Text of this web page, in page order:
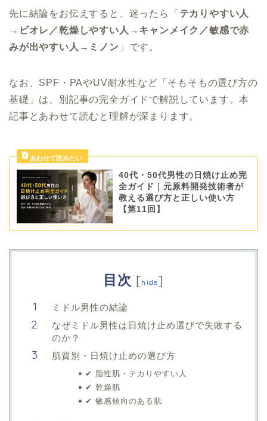
先に結論をお伝えすると、迷ったら「 テカりやすい人
→ビオレ／乾燥しやすい人→キャンメイク／敏感で赤
みが出やすい人→ミノン 」です。
なお、SPF・PAやUV耐水性など「そもそもの選び方の
基礎」は、別記事の完全ガイドで解説しています。本
記事とあわせて読むと理解が深まります。
40代・50代男性の日焼け止め完
全ガイド｜元原料開発技術者が
教える選び方と正しい使い方
【第11回】
目次 [hide]
ミドル男性の結論
なぜミドル男性は日焼け止め選びで失敗する
のか？
肌質別・日焼け止めの選び方
✔ 脂性肌・テカりやすい人
✔ 乾燥肌
✔ 敏感傾向のある肌